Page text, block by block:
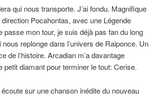
qui nous transporte. J’ai fondu. Magnifique
Pocahontas, avec une Légende
mon tour, je suis déjà pas fan du long
nous replonge dans l’univers de Raiponce. Un
de l’histoire. Arcadian m’a davantage
diamant pour terminer le tout: Cerise.
sur une chanson inédite du nouveau